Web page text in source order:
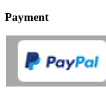
Payment